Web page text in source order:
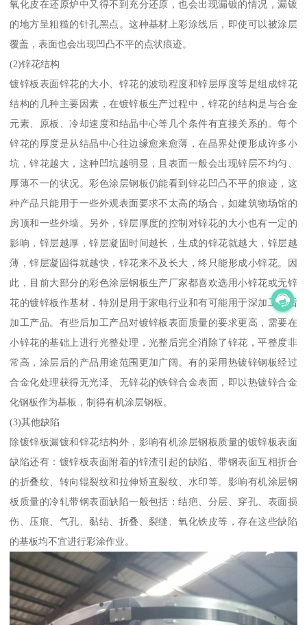
氧化皮在还原炉中又得不到充分还原，也会出现漏镀的情况，漏镀
的地方呈粗糙的针孔黑点。这种基材上彩涂线后，即使可以被涂层
覆盖，表面也会出现凹凸不平的点状痕迹。
(2)锌花结构
镀锌板表面锌花的大小、锌花的波动程度和锌层厚度等是组成锌花
结构的几种主要因素，在镀锌板生产过程中，锌花的结构是与合金
元素、原板、冷却速度和结晶中心等几个条件有直接关系的。每个
锌花的厚度是从结晶中心往边缘愈来愈薄，在晶界处便形成许多小
坑，锌花越大，这种凹坑越明显，且表面一般会出现锌层不均匀、
厚薄不一的状况。彩色涂层钢板仍能看到锌花凹凸不平的痕迹，这
种产品只能用于一些外观表面要求不太高的场合，如建筑物场馆的
房顶和一些外墙。另外，锌层厚度的控制对锌花的大小也有一定的
影响，锌层越厚，锌层凝固时间越长，生成的锌花就越大，锌层越
薄，锌层凝固得就越快，锌花来不及长大，终只能形成小锌花。因
此，目前大部分的彩色涂层钢板生产厂家都喜欢选用小锌花或无锌
花的镀锌板作基材，特别是用于家电行业和有可能用于深加工的后
加工产品。有些后加工产品对镀锌板表面质量的要求更高，需要在
小锌花的基础上进行光整处理，光整后完全消除了锌花，平整度非
常高，涂层后的产品用途范围更加广阔。有的采用热镀锌钢板经过
合金化处理获得无光泽、无锌花的铁锌合金表面，即以热镀锌合金
化钢板作为基板，制得有机涂层钢板。
(3)其他缺陷
除镀锌板漏镀和锌花结构外，影响有机涂层钢板质量的镀锌板表面
缺陷还有：镀锌板表面附着的锌渣引起的缺陷、带钢表面互相折合
的折叠纹、转向辊裂纹和拉伸矫直裂纹、水印等。影响有机涂层钢
板质量的冷轧带钢表面缺陷一般包括：结疤、分层、穿孔、表面损
伤、压痕、气孔、黏结、折叠、裂缝、氧化铁皮等，存在这些缺陷
的基板均不宜进行彩涂作业。